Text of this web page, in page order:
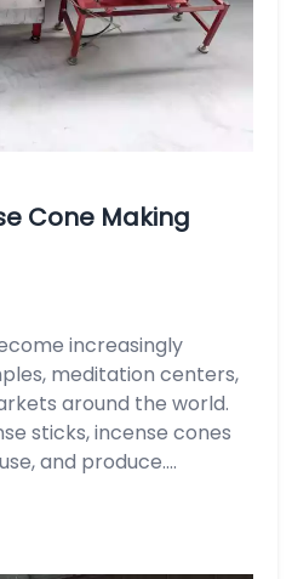
Cone Making
increasingly
meditation centers,
around the world.
sticks, incense cones
and produce....